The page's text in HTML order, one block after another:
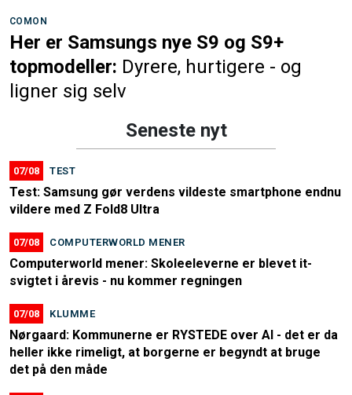
COMON
Her er Samsungs nye S9 og S9+
topmodeller: Dyrere, hurtigere - og
ligner sig selv
Seneste nyt
07/08 TEST
Test: Samsung gør verdens vildeste smartphone endnu
vildere med Z Fold8 Ultra
07/08 COMPUTERWORLD MENER
Computerworld mener: Skoleeleverne er blevet it-
svigtet i årevis - nu kommer regningen
07/08 KLUMME
Nørgaard: Kommunerne er RYSTEDE over AI - det er da
heller ikke rimeligt, at borgerne er begyndt at bruge
det på den måde